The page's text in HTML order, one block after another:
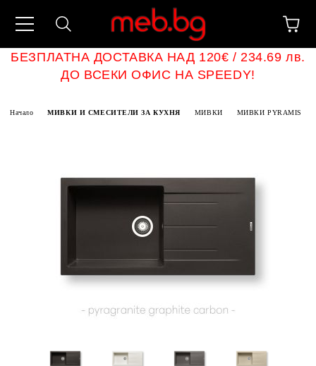
БЕЗПЛАТНА ДОСТАВКА НАД 120€ / 234.69 лв.
ДО ВСЕКИ ОФИС НА SPEEDY!
Начало МИВКИ И СМЕСИТЕЛИ ЗА КУХНЯ МИВКИ МИВКИ PYRAMIS